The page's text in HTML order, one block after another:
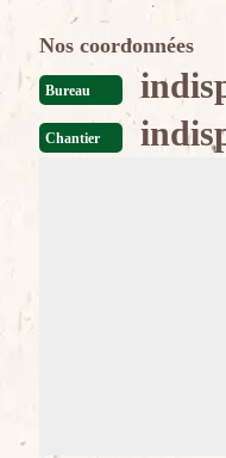
Nos coordonnées
Bureau
Chantier